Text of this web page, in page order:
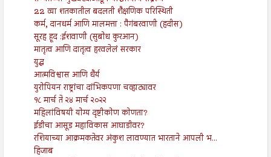
22 व्या शतकातील बदलती शैक्षणिक परिस्थिती
कर्म, दानधर्म आणि मालमत्ता : पैगंबरवाणी (हदीस)
सूरह हूद :ईशवाणी (सुबोध कुरआन)
मातृत्व आणि दातृत्व हरवलेलं सरकार
युद्ध
आत्मविश्वास आणि धैर्य
युरोपियन राष्ट्रांचा दांभिकपणा चव्हाट्यावर
१८ मार्च ते २४ मार्च २०२२
महिलांविषयी योग्य दृष्टीकोण कोणता?
ईडीचा आसूड महाविकास आघाडीवर?
रशियाच्या आक्रमकतेवर अंकुश लावण्यात भारताने आपली भ...
हिजाब